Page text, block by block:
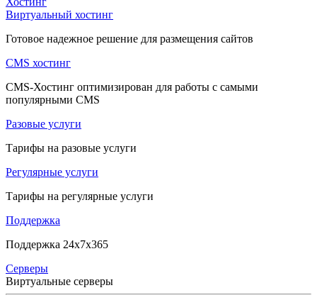
Виртуальный хостинг
Готовое надежное решение для размещения сайтов
CMS хостинг
CMS-Хостинг оптимизирован для работы с самыми
популярными CMS
Разовые услуги
Тарифы на разовые услуги
Регулярные услуги
Тарифы на регулярные услуги
Поддержка
Поддержка 24x7x365
Серверы
Виртуальные серверы